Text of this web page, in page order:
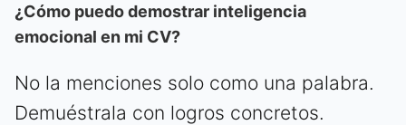
¿Cómo puedo demostrar inteligencia
emocional en mi CV?
No la menciones solo como una palabra.
Demuéstrala con logros concretos.